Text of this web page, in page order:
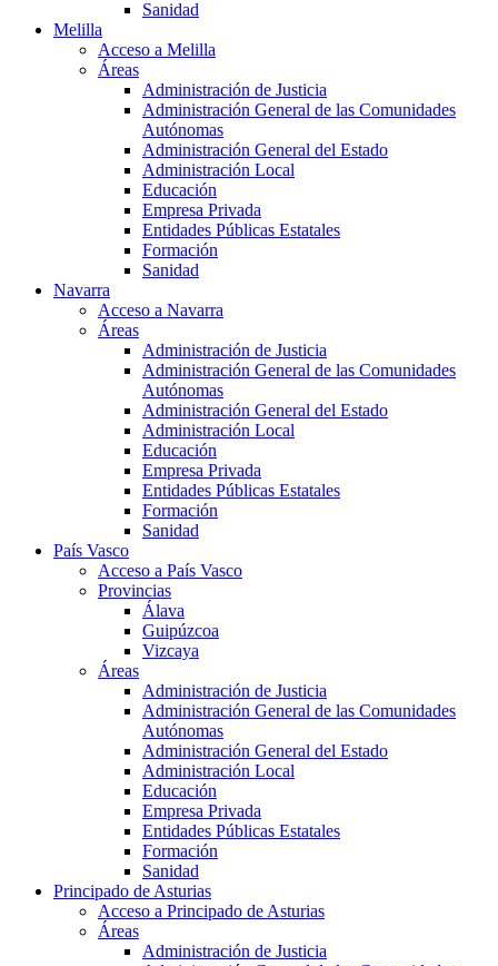
Sanidad
Melilla
Acceso a Melilla
Áreas
Administración de Justicia
Administración General de las Comunidades
Autónomas
Administración General del Estado
Administración Local
Educación
Empresa Privada
Entidades Públicas Estatales
Formación
Sanidad
Navarra
Acceso a Navarra
Áreas
Administración de Justicia
Administración General de las Comunidades
Autónomas
Administración General del Estado
Administración Local
Educación
Empresa Privada
Entidades Públicas Estatales
Formación
Sanidad
País Vasco
Acceso a País Vasco
Provincias
Álava
Guipúzcoa
Vizcaya
Áreas
Administración de Justicia
Administración General de las Comunidades
Autónomas
Administración General del Estado
Administración Local
Educación
Empresa Privada
Entidades Públicas Estatales
Formación
Sanidad
Principado de Asturias
Acceso a Principado de Asturias
Áreas
Administración de Justicia